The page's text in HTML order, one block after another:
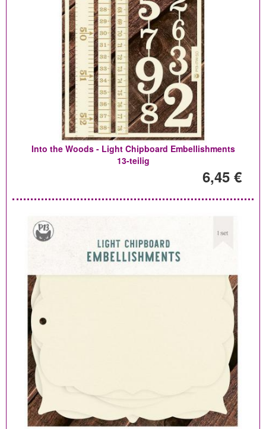
Into the Woods - Light Chipboard Embellishments
13-teilig
6,45 €